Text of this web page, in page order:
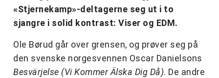
«Stjernekamp»-deltagerne seg ut i to
sjangre i solid kontrast: Viser og EDM.
Ole Børud går over grensen, og prøver seg på
den svenske norgesvennen Oscar Danielsons
Besvärjelse (Vi Kommer Älska Dig Då). De andre